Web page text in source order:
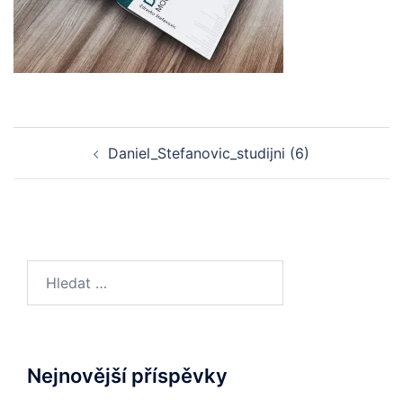
navigationDaniel_Stefanovic_studijni (6)
Nejnovější příspěvky